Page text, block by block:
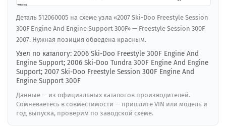
Деталь 512060005 на схеме узла «2007 Ski-Doo Freestyle Session
300F Engine And Engine Support 300F» — Freestyle Session 300F
2007. Нужная позиция обведена красным.
Узел по каталогу: 2006 Ski-Doo Freestyle 300F Engine And
Engine Support; 2006 Ski-Doo Tundra 300F Engine And Engine
Support; 2007 Ski-Doo Freestyle Session 300F Engine And
Engine Support 300F
Данные — из официальных каталогов производителей.
Сомневаетесь в совместимости — пришлите VIN или модель и
год выпуска, проверим по заводской схеме.